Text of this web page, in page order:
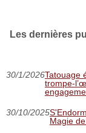
Les dernières
30/1/2026Tatouage
30/10/2025
Magie